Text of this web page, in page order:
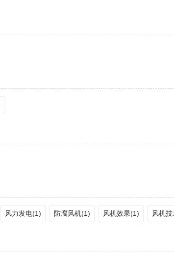
风力发电(1) 防腐风机(1) 风机效果(1) 风机